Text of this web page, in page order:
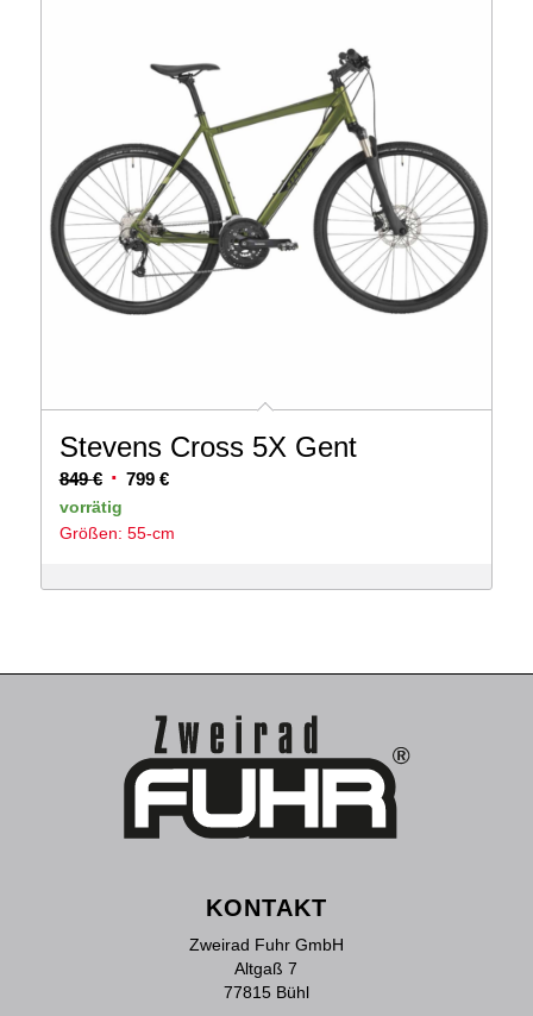
Stevens Cross 5X Gent
849€ Ursprünglicher
Preis
war:
799 €Aktueller
ist:
vorrätig
Größen: 55-cm
KONTAKT
Zweirad Fuhr GmbH
Altgaß 7
77815 Bühl